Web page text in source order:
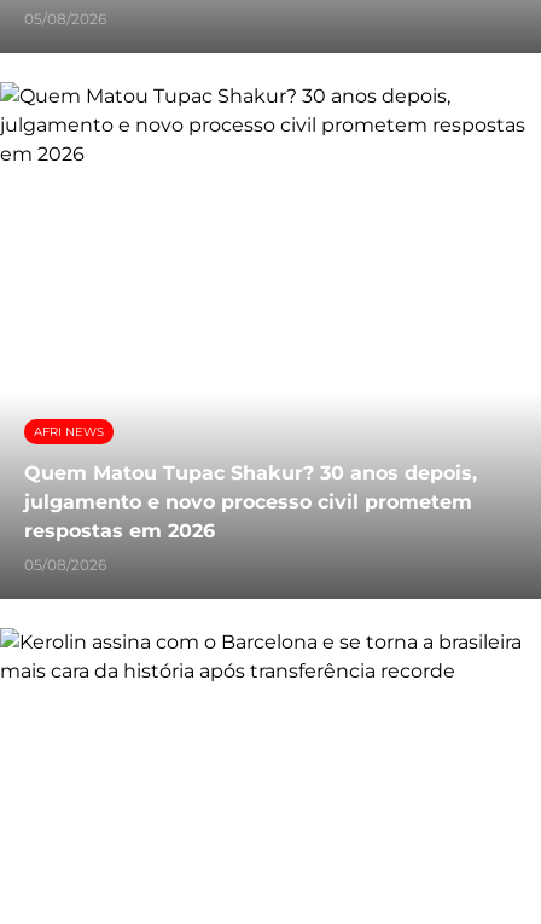
05/08/2026
AFRI NEWS
Quem Matou Tupac Shakur? 30 anos depois,
julgamento e novo processo civil prometem
respostas em 2026
05/08/2026